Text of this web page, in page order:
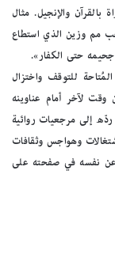
بالقرآن والإنجيل. مثال
مم وزين الذي استطاع
جحيمه حتى الكفار».
للتوقف واختزال
وقت لآخر أمام عناوينه
إلى مرجعيات روائية
وهواجس وثقافات
عن نفسه في صفحته على